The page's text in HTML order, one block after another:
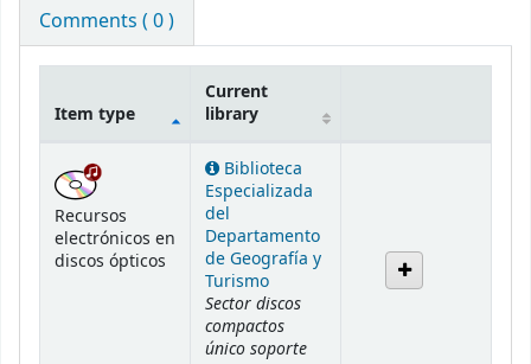
Comments ( 0 )
Item type
Current
library
Recursos
electrónicos en
discos ópticos
Biblioteca
Especializada
del
Departamento
de Geografía y
Turismo
Sector discos
compactos
único soporte